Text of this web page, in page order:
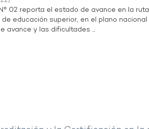
02 reporta el estado de avance en la
educación superior, en el plano nacional
avance y las dificultades ...